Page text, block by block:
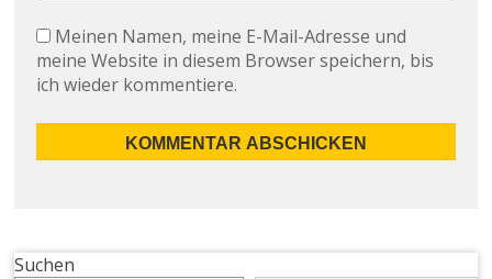
Meinen Namen, meine E-Mail-Adresse und
meine Website in diesem Browser speichern, bis
ich wieder kommentiere.
Suchen